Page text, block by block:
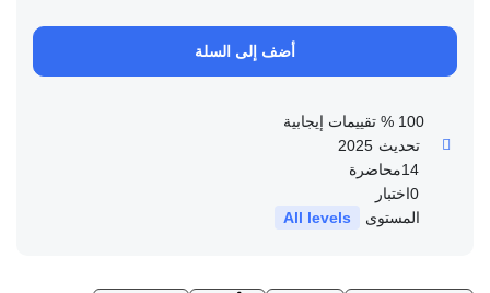
أضف إلى السلة
100 % تقييمات إيجابية
تحديث 2025
14محاضرة
0اختبار
المستوى
All levels